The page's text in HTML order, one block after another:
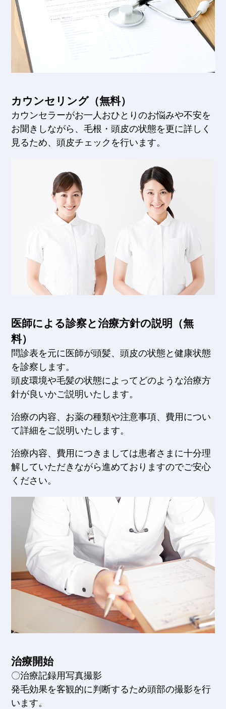
カウンセリング（無料）
カウンセラーがお一人おひとりのお悩みや不安を
お聞きしながら、毛根・頭皮の状態を更に詳しく
見るため、頭皮チェックを行います。
医師による診察と治療方針の説明（無
料）
問診表を元に医師が頭髪、頭皮の状態と健康状態
を診察します。
頭皮環境や毛髪の状態によってどのような治療方
針が良いかご説明いたします。
治療の内容、お薬の種類や注意事項、費用につい
て詳細をご説明いたします。
治療内容、費用につきましては患者さまに十分理
解していただきながら進めておりますのでご安心
ください。
治療開始
〇治療記録用写真撮影
発毛効果を客観的に判断するため頭部の撮影を行
います。